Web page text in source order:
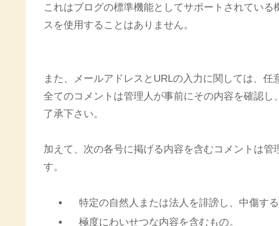
これはブログの標準機能としてサポートされてい
スを使用することはありません。
また、メールアドレスとURLの入力に関しては、任
全てのコメントは管理人が事前にその内容を確認
了承下さい。
加えて、次の各号に掲げる内容を含むコメントは
す。
特定の自然人または法人を誹謗し、中傷する
極度にわいせつな内容を含むもの。